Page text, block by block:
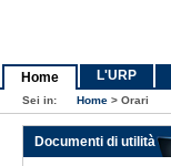
Home L'URP
Sei in: Home > Orari
Documenti di utilità